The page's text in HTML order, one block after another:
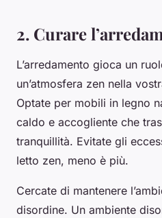
2. Curare
L’arredamento gioca un
un’atmosfera zen nella
Optate per mobili in legno
caldo e accogliente che
tranquillità. Evitate gli
letto zen, meno è più.
Cercate di mantenere
disordine. Un ambiente